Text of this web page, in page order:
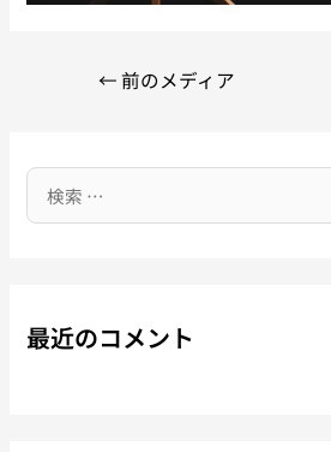
←前のメディア
最近のコメント